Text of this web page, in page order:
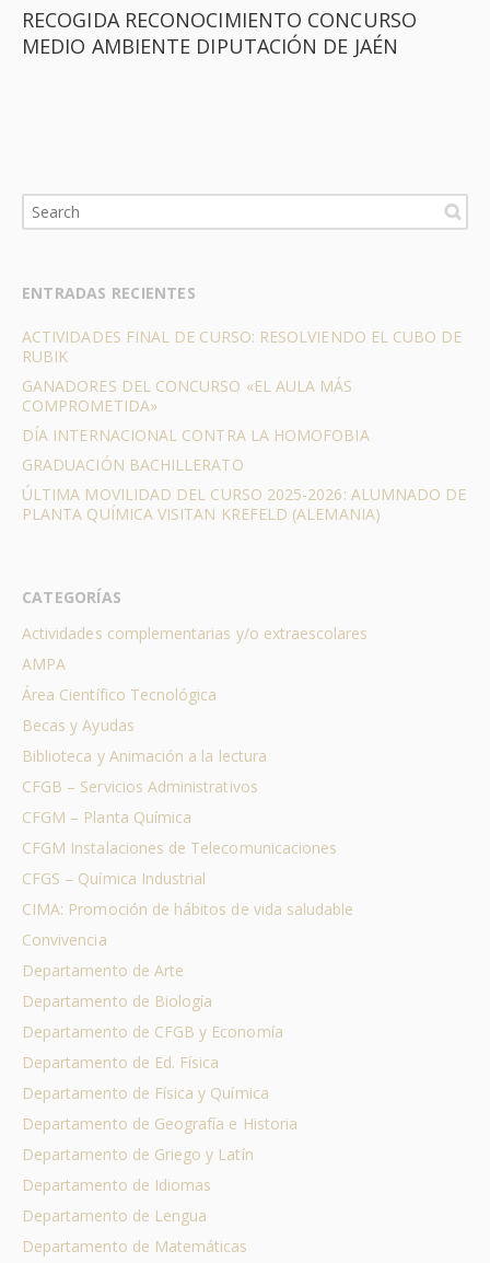
RECOGIDA RECONOCIMIENTO CONCURSO
MEDIO AMBIENTE DIPUTACIÓN DE JAÉN
ENTRADAS RECIENTES
ACTIVIDADES FINAL DE CURSO: RESOLVIENDO EL CUBO DE
RUBIK
GANADORES DEL CONCURSO «EL AULA MÁS
COMPROMETIDA»
DÍA INTERNACIONAL CONTRA LA HOMOFOBIA
GRADUACIÓN BACHILLERATO
ÚLTIMA MOVILIDAD DEL CURSO 2025-2026: ALUMNADO DE
PLANTA QUÍMICA VISITAN KREFELD (ALEMANIA)
CATEGORÍAS
Actividades complementarias y/o extraescolares
AMPA
Área Científico Tecnológica
Becas y Ayudas
Biblioteca y Animación a la lectura
CFGB – Servicios Administrativos
CFGM – Planta Química
CFGM Instalaciones de Telecomunicaciones
CFGS – Química Industrial
CIMA: Promoción de hábitos de vida saludable
Convivencia
Departamento de Arte
Departamento de Biología
Departamento de CFGB y Economía
Departamento de Ed. Física
Departamento de Física y Química
Departamento de Geografía e Historia
Departamento de Griego y Latín
Departamento de Idiomas
Departamento de Lengua
Departamento de Matemáticas